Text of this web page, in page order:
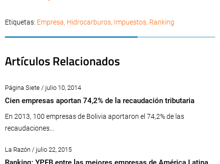
Etiquetas: Empresa, Hidrocarburos, Impuestos, Ranking
Artículos Relacionados
Página Siete / julio 10, 2014
Cien empresas aportan 74,2% de la recaudación tributaria
En 2013, 100 empresas de Bolivia aportaron el 74,2% de las
recaudaciones...
La Razón / julio 22, 2015